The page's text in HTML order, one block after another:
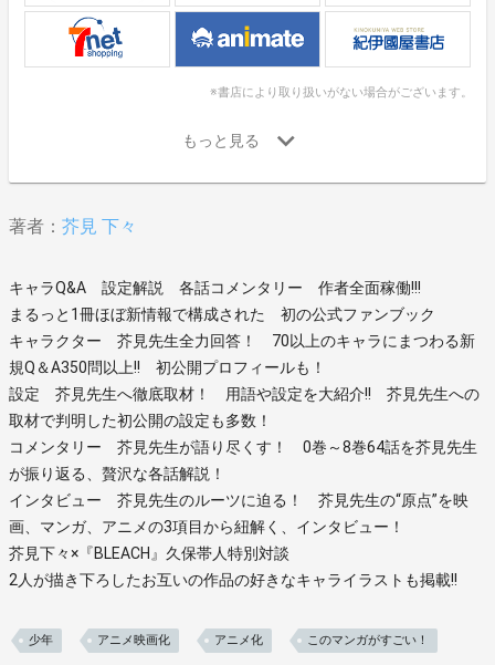
※書店により取り扱いがない場合がございます。
著者： 芥見 下々
キャラQ&A 設定解説 各話コメンタリー 作者全面稼働!!!
まるっと1冊ほぼ新情報で構成された 初の公式ファンブック
キャラクター 芥見先生全力回答！ 70以上のキャラにまつわる新
規Q＆A350問以上!! 初公開プロフィールも！
設定 芥見先生へ徹底取材！ 用語や設定を大紹介!! 芥見先生への
取材で判明した初公開の設定も多数！
コメンタリー 芥見先生が語り尽くす！ 0巻～8巻64話を芥見先生
が振り返る、贅沢な各話解説！
インタビュー 芥見先生のルーツに迫る！ 芥見先生の“原点”を映
画、マンガ、アニメの3項目から紐解く、インタビュー！
芥見下々×『BLEACH』久保帯人特別対談
2人が描き下ろしたお互いの作品の好きなキャライラストも掲載!!
少年 アニメ映画化 アニメ化 このマンガがすごい！